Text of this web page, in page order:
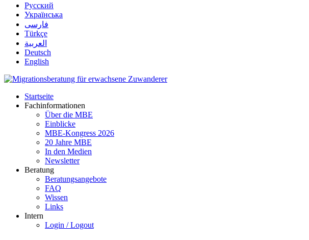
Русский
Українська
فارسی
Türkçe
العربية
Deutsch
English
Startseite
Fachinformationen
Über die MBE
Einblicke
MBE-Kongress 2026
20 Jahre MBE
In den Medien
Newsletter
Beratung
Beratungsangebote
FAQ
Wissen
Links
Intern
Login / Logout